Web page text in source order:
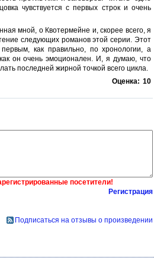
чувствуется с первых строк и очень
мной, о Квотермейне и, скорее всего, я
следующих романов этой серии. Этот
как правильно, по хронологии, а
он очень эмоционален. И, я думаю, что
последней жирной точкой всего цикла.
Оценка: 10
посетители!
Регистрация
Подписаться на отзывы о произведении